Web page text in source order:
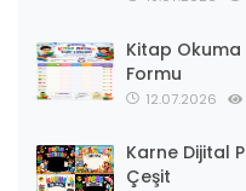
Kitap Okuma
Formu
12.07.2026
Karne Dijital
Çeşit